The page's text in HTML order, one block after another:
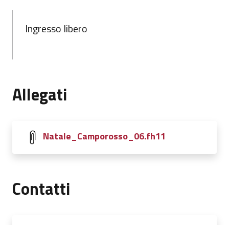
Ingresso libero
Allegati
Natale_Camporosso_06.fh11
Contatti